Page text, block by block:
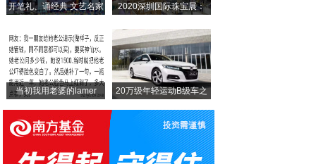
6300毫安电池+6G运存+全面屏！这款
开笔礼、诵经典 文艺名家 2020深圳国际珠宝展：
当初我用老婆的lamer 20万级年轻运动B级车之